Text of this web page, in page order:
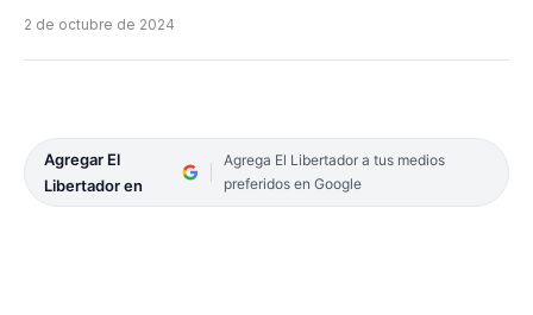
2 de octubre de 2024
Agregar El
Libertador en
Agrega El Libertador a tus medios
preferidos en Google